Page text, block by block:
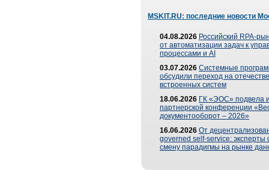
MSKIT.RU: последние новости
04.08.2026 Российский RPA-
от автоматизации задач к
процессами и AI
03.07.2026 Системные
обсудили переход на
встроенных систем
18.06.2026 ГК «ЭОС» подвела
партнерской конференции
документооборот – 2026»
16.06.2026 От
governed self-service: эксперты
смену парадигмы на рынке